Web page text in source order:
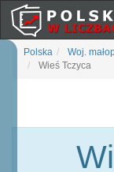
Polska Woj.
Wieś Tczyca